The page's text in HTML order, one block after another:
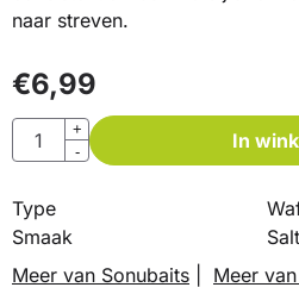
naar streven.
€6,99
Aantal
+
-
In
Type
Smaak
Meer van Sonubaits
Meer